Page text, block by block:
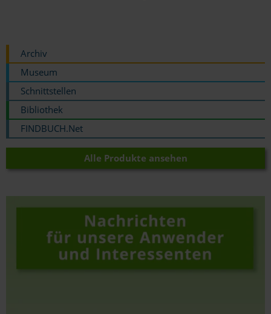
Archiv
Museum
Schnittstellen
Bibliothek
FINDBUCH.Net
Alle Produkte ansehen